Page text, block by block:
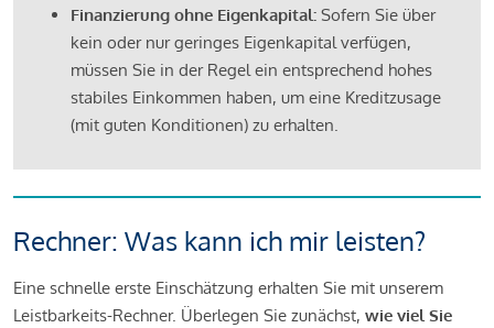
Finanzierung ohne Eigenkapital: Sofern Sie über
kein oder nur geringes Eigenkapital verfügen,
müssen Sie in der Regel ein entsprechend hohes
stabiles Einkommen haben, um eine Kreditzusage
(mit guten Konditionen) zu erhalten.
Rechner: Was kann ich mir leisten?
Eine schnelle erste Einschätzung erhalten Sie mit unserem
Leistbarkeits-Rechner. Überlegen Sie zunächst, wie viel Sie